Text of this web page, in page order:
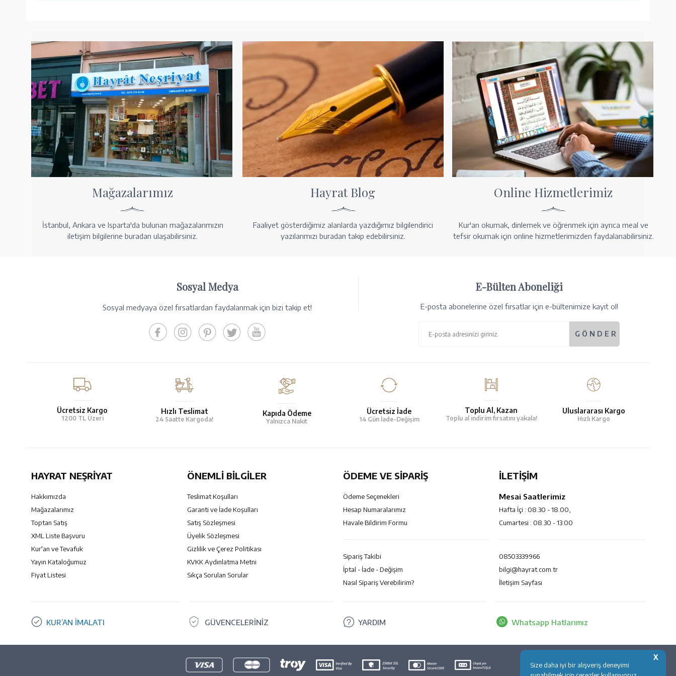
X
Size daha iyi bir alışveriş deneyimi
Mağazalarımız
İstanbul, Ankara ve Isparta'da bulunan mağazalarımızın
iletişim bilgilerine buradan ulaşabilirsiniz.
Hayrat Blog
Faaliyet gösterdiğimiz alanlarda yazdığımız bilgilendirici
yazılarımızı buradan takip edebilirsiniz.
Online Hizmetlerimiz
Kur'an okumak, dinlemek ve öğrenmek için ayrıca meal ve
tefsir okumak için online hizmetlerimizden faydalanabilirsiniz.
Sosyal Medya
Sosyal medyaya özel fırsatlardan faydalanmak için bizi takip et!
E-Bülten Aboneliği
E-posta abonelerine özel fırsatlar için e-bültenimize kayıt ol!
Ücretsiz Kargo
1200 TL Üzeri
Hızlı Teslimat
24 Saatte Kargoda!
Kapıda Ödeme
Yalnızca Nakit
Ücretsiz İade
14 Gün İade-Değişim
Toplu Al, Kazan
Toplu al indirim fırsatını yakala!
Uluslararası Kargo
Hızlı Kargo
HAYRAT NEŞRIYAT
Hakkımızda
Mağazalarımız
Toptan Satış
XML Liste Başvuru
Kur'an ve Tevafuk
Yayın Kataloğumuz
Fiyat Listesi
ÖNEMLI BILGILER
Teslimat Koşulları
Garanti ve İade Koşulları
Satış Sözleşmesi
Üyelik Sözleşmesi
Gizlilik ve Çerez Politikası
KVKK Aydınlatma Metni
Sıkça Sorulan Sorular
ÖDEME VE SİPARİŞ
Ödeme Seçenekleri
Hesap Numaralarımız
Havale Bildirim Formu
Sipariş Takibi
İptal - İade - Değişim
Nasıl Sipariş Verebilirim?
İLETİŞİM
Mesai Saatlerimiz
Hafta İçi : 08.30 - 18.00,
Cumartesi : 08.30 - 13.00
08503339966
bilgi@hayrat.com.tr
İletişim Sayfası
KUR’AN İMALATI GÜVENCELERİNİZ YARDIM Whatsapp Hatlarımız